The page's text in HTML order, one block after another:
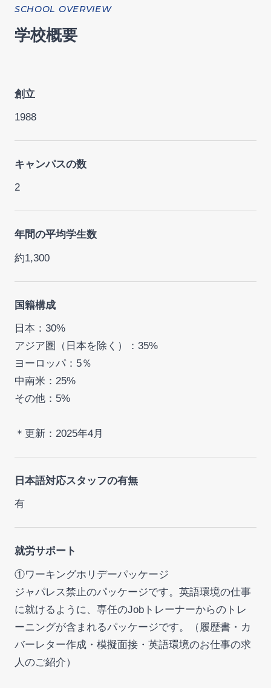
SCHOOL OVERVIEW
学校概要
創立
1988
キャンパスの数
2
年間の平均学生数
約1,300
国籍構成
日本：30%
アジア圏（日本を除く）：35%
ヨーロッパ：5％
中南米：25%
その他：5%
＊更新：2025年4月
日本語対応スタッフの有無
有
就労サポート
①ワーキングホリデーパッケージ
ジャパレス禁止のパッケージです。英語環境の仕事
に就けるように、専任のJobトレーナーからのトレ
ーニングが含まれるパッケージです。（履歴書・カ
バーレター作成・模擬面接・英語環境のお仕事の求
人のご紹介）